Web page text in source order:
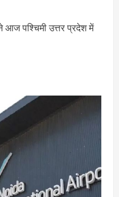
आज पश्चिमी उत्तर प्रदेश में